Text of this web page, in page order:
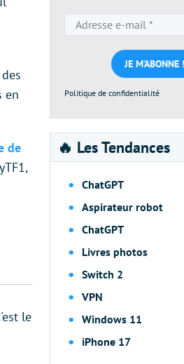
en
de
le
e-
mail
*
Politique de confidentialité
🔥 Les Tendances
ChatGPT
Aspirateur robot
ChatGPT
Livres photos
Switch 2
VPN
Windows 11
iPhone 17